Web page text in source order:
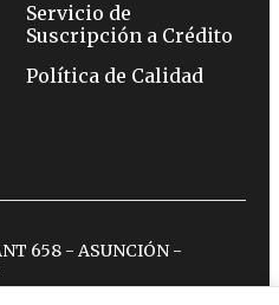
Servicio de
Suscripción a Crédito
Política de Calidad
658 - ASUNCIÓN -